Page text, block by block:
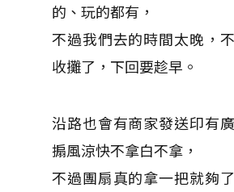
的、玩的都有，
不過我們去的時間太晚，
收攤了，下回要趁早。
沿路也會有商家發送印有
搧風涼快不拿白不拿，
不過團扇真的拿一把就夠